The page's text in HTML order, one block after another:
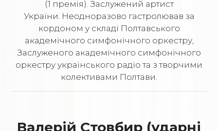
(1 премія). Заслужений артист
України. Неодноразово гастролював за
кордоном у складі Полтавського
академічного симфонічного оркестру,
Заслуженого академічного симфонічного
оркестру українського радіо та з творчими
колективами Полтави.
Валерій Стовбир (ударні